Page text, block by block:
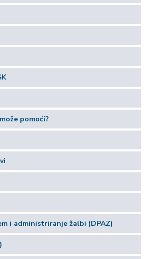
pomoći?
i administriranje žalbi (DPAZ)